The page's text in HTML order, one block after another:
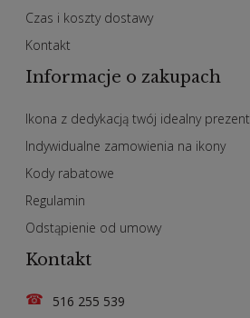
Czas i koszty dostawy
Kontakt
Informacje o zakupach
Ikona z dedykacją twój idealny prezent
Indywidualne zamowienia na ikony
Kody rabatowe
Regulamin
Odstąpienie od umowy
Kontakt
☎
516 255 539